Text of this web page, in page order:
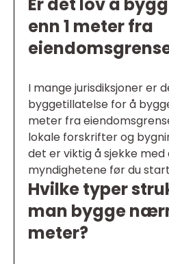
enn 1 meter fra
I mange jurisdiksjoner er
byggetillatelse for å
meter fra
lokale forskrifter og
det er viktig å sjekke med
myndighetene før du
Hvilke typer
man bygge
meter?